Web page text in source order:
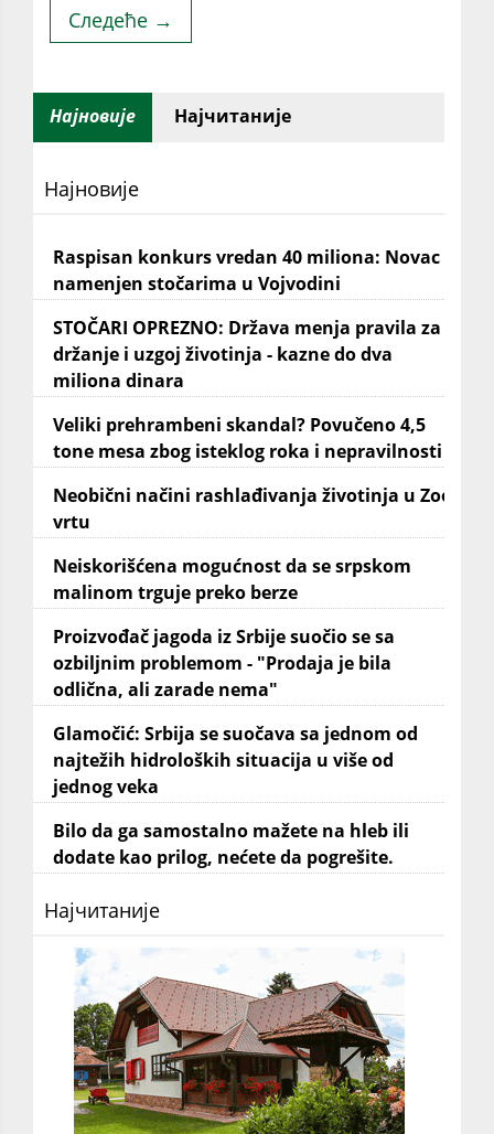
Следеће →
Најновије Најчитаније
Најновије
Raspisan konkurs vredan 40 miliona: Novac
namenjen stočarima u Vojvodini
STOČARI OPREZNO: Država menja pravila za
držanje i uzgoj životinja - kazne do dva
miliona dinara
Veliki prehrambeni skandal? Povučeno 4,5
tone mesa zbog isteklog roka i nepravilnosti
Neobični načini rashlađivanja životinja u Zoo
vrtu
Neiskorišćena mogućnost da se srpskom
malinom trguje preko berze
Proizvođač jagoda iz Srbije suočio se sa
ozbiljnim problemom - "Prodaja je bila
odlična, ali zarade nema"
Glamočić: Srbija se suočava sa jednom od
najtežih hidroloških situacija u više od
jednog veka
Bilo da ga samostalno mažete na hleb ili
dodate kao prilog, nećete da pogrešite.
Најчитаније